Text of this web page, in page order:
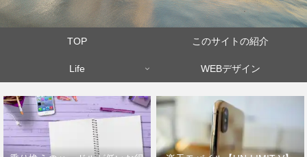
TOP このサイトの紹介
Life WEBデザイン